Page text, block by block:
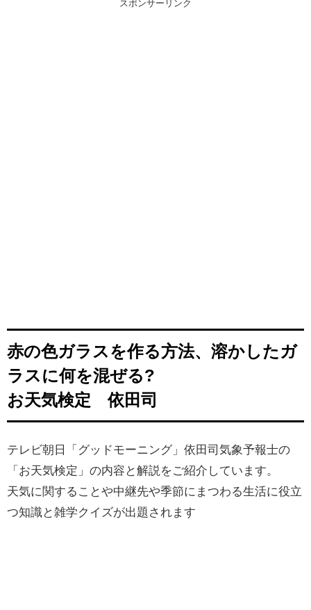
スポンサーリンク
赤の色ガラスを作る方法、溶かしたガ
ラスに何を混ぜる?
お天気検定 依田司
テレビ朝日「グッドモーニング」依田司気象予報士の
「お天気検定」の内容と解説をご紹介しています。
天気に関することや中継先や季節にまつわる生活に役立
つ知識と雑学クイズが出題されます